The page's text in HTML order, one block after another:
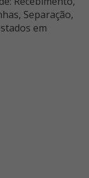
Separação,
em